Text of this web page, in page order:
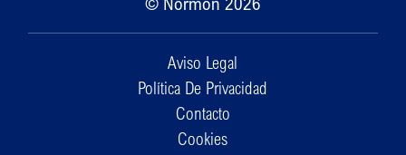
Aviso Legal
Política De Privacidad
Contacto
Cookies